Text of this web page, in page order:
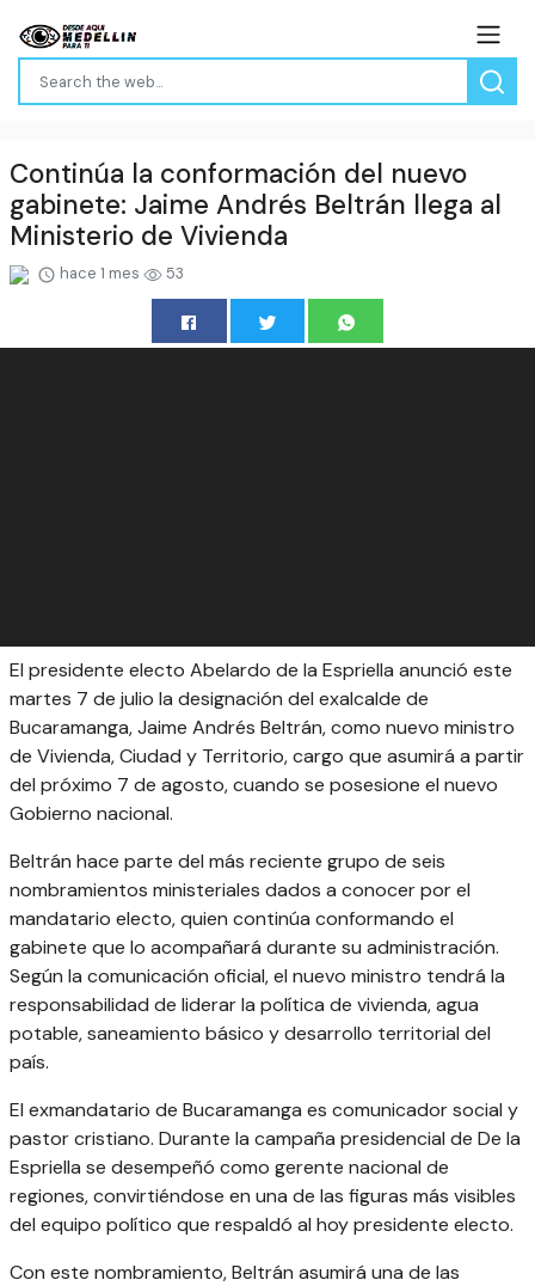
Continúa la conformación del nuevo
gabinete: Jaime Andrés Beltrán llega al
Ministerio de Vivienda
hace 1 mes 53
El presidente electo Abelardo de la Espriella anunció este
martes 7 de julio la designación del exalcalde de
Bucaramanga, Jaime Andrés Beltrán, como nuevo ministro
de Vivienda, Ciudad y Territorio, cargo que asumirá a partir
del próximo 7 de agosto, cuando se posesione el nuevo
Gobierno nacional.
Beltrán hace parte del más reciente grupo de seis
nombramientos ministeriales dados a conocer por el
mandatario electo, quien continúa conformando el
gabinete que lo acompañará durante su administración.
Según la comunicación oficial, el nuevo ministro tendrá la
responsabilidad de liderar la política de vivienda, agua
potable, saneamiento básico y desarrollo territorial del
país.
El exmandatario de Bucaramanga es comunicador social y
pastor cristiano. Durante la campaña presidencial de De la
Espriella se desempeñó como gerente nacional de
regiones, convirtiéndose en una de las figuras más visibles
del equipo político que respaldó al hoy presidente electo.
Con este nombramiento, Beltrán asumirá una de las